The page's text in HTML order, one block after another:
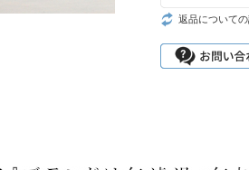
返品について